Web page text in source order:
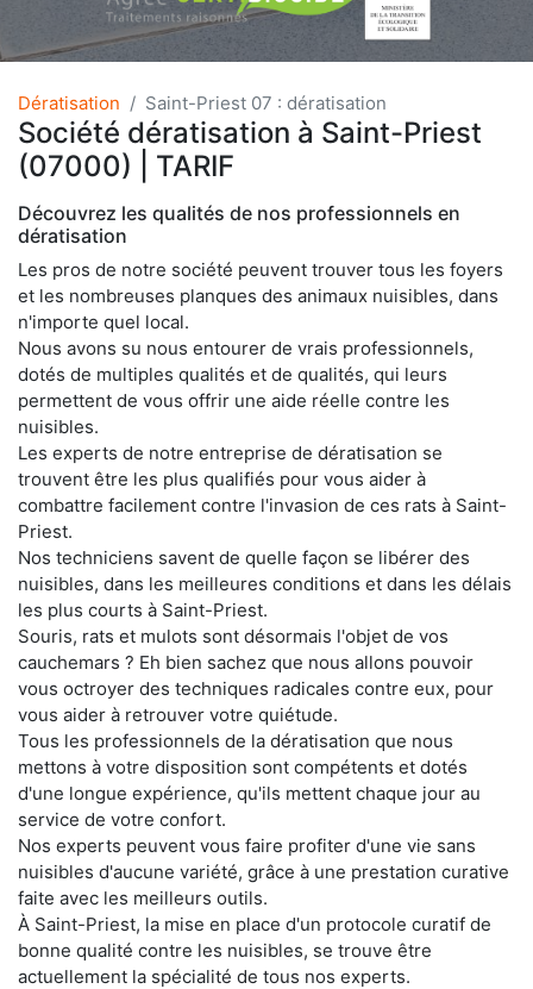
Dératisation Saint-Priest 07 : dératisation
Société dératisation à Saint-Priest
(07000) | TARIF
Découvrez les qualités de nos professionnels en
dératisation
Les pros de notre société peuvent trouver tous les foyers
et les nombreuses planques des animaux nuisibles, dans
n'importe quel local.
Nous avons su nous entourer de vrais professionnels,
dotés de multiples qualités et de qualités, qui leurs
permettent de vous offrir une aide réelle contre les
nuisibles.
Les experts de notre entreprise de dératisation se
trouvent être les plus qualifiés pour vous aider à
combattre facilement contre l'invasion de ces rats à Saint-
Priest.
Nos techniciens savent de quelle façon se libérer des
nuisibles, dans les meilleures conditions et dans les délais
les plus courts à Saint-Priest.
Souris, rats et mulots sont désormais l'objet de vos
cauchemars ? Eh bien sachez que nous allons pouvoir
vous octroyer des techniques radicales contre eux, pour
vous aider à retrouver votre quiétude.
Tous les professionnels de la dératisation que nous
mettons à votre disposition sont compétents et dotés
d'une longue expérience, qu'ils mettent chaque jour au
service de votre confort.
Nos experts peuvent vous faire profiter d'une vie sans
nuisibles d'aucune variété, grâce à une prestation curative
faite avec les meilleurs outils.
À Saint-Priest, la mise en place d'un protocole curatif de
bonne qualité contre les nuisibles, se trouve être
actuellement la spécialité de tous nos experts.